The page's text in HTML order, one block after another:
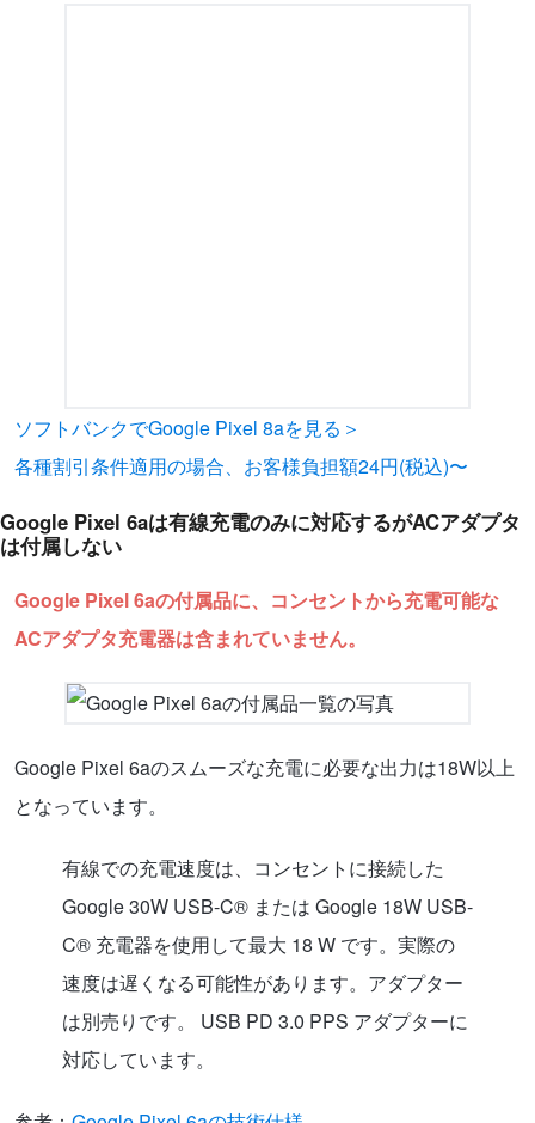
ソフトバンクでGoogle Pixel 8aを見る＞
各種割引条件適用の場合、お客様負担額24円(税込)〜
Google Pixel 6aは有線充電のみに対応するがACアダプタ
は付属しない
Google Pixel 6aの付属品に、コンセントから充電可能な
ACアダプタ充電器は含まれていません。
Google Pixel 6aのスムーズな充電に必要な出力は18W以上
となっています。
有線での充電速度は、コンセントに接続した
Google 30W USB-C® または Google 18W USB-
C® 充電器を使用して最大 18 W です。実際の
速度は遅くなる可能性があります。アダプター
は別売りです。 USB PD 3.0 PPS アダプターに
対応しています。